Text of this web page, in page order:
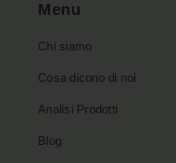
Menu
Chi siamo
Cosa dicono di noi
Analisi Prodotti
Blog